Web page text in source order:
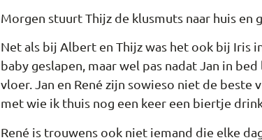
Morgen stuurt Thijz de klusmuts naar huis en
Net als bij Albert en Thijz was het ook bij Iris
baby geslapen, maar wel pas nadat Jan in
vloer. Jan en René zijn sowieso niet de beste
met wie ik thuis nog een keer een biertje
René is trouwens ook niet iemand die elke